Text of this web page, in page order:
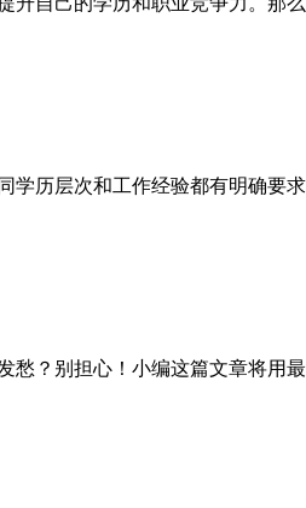
层次和工作经验都有明确要
？别担心！小编这篇文章将用